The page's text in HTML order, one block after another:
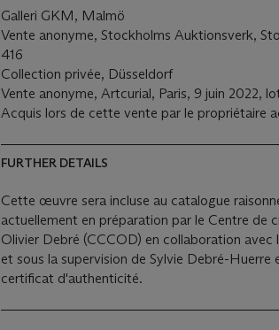
Galleri GKM, Malmö
Vente anonyme, Stockholms Auktionsverk,
416
Collection privée, Düsseldorf
Vente anonyme, Artcurial, Paris, 9 juin 2022,
Acquis lors de cette vente par le propriétaire
FURTHER DETAILS
Cette œuvre sera incluse au catalogue
actuellement en préparation par le Centre de
Olivier Debré (CCCOD) en collaboration avec
et sous la supervision de Sylvie Debré-
certificat d'authenticité.